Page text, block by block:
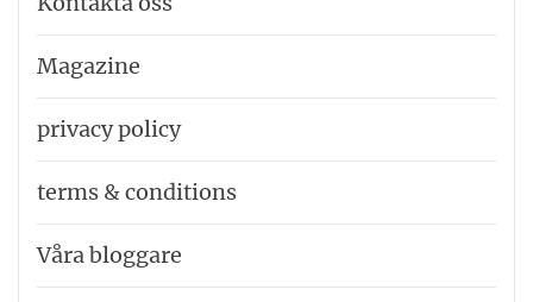
Magazine
privacy policy
terms & conditions
Våra bloggare